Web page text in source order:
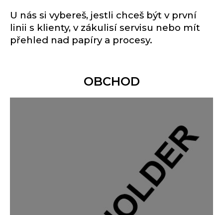
U nás si vybereš, jestli chceš být v první
linii s klienty, v zákulisí servisu nebo mít
přehled nad papíry a procesy.
OBCHOD